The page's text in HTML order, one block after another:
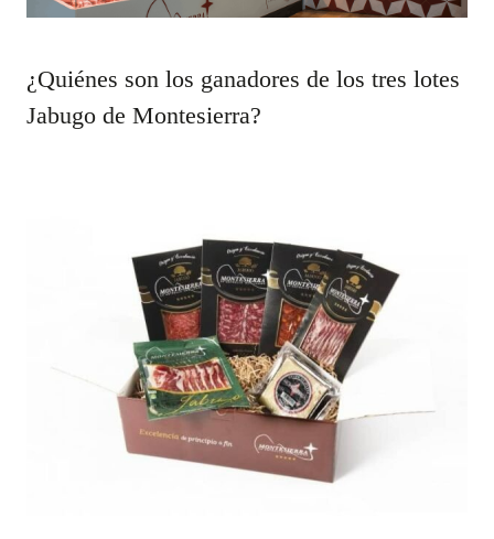
¿Quiénes son los ganadores de los tres lotes
Jabugo de Montesierra?